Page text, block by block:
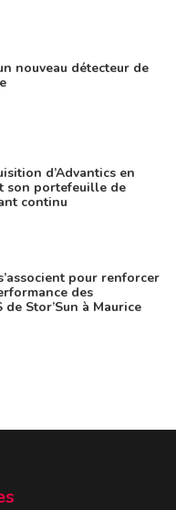
nouveau détecteur de
d’Advantics en
son portefeuille de
continu
pour renforcer
des
Stor’Sun à Maurice